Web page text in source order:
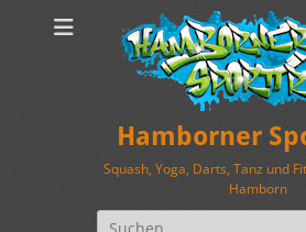
Hamborner
Squash, Yoga, Darts, Tanz und
Hamborn
Suchen